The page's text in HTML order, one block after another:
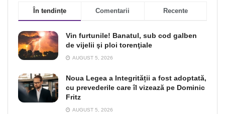
În tendințe Comentarii Recente
Vin furtunile! Banatul, sub cod galben
de vijelii şi ploi torenţiale
AUGUST 5, 2026
Noua Legea a Integrității a fost adoptată,
cu prevederile care îl vizează pe Dominic
Fritz
AUGUST 5, 2026